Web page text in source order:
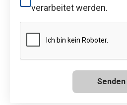
verarbeitet werden.
Senden